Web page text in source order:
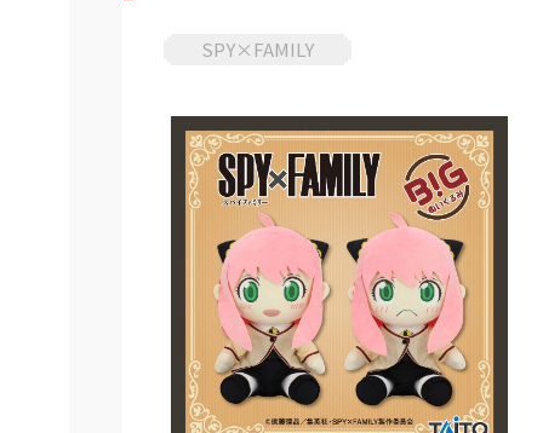
SPY×FAMILY